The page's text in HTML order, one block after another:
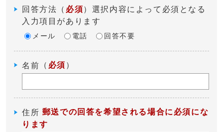
回答方法 （ 必須）選択内容によって必須となる
入力項目があります
メール 電話 回答不要
名前 （ 必須 ）
住所 郵送での回答を希望される場合に必須にな
ります